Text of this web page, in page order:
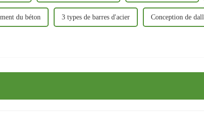
du béton 3 types de barres d'acier Conception de